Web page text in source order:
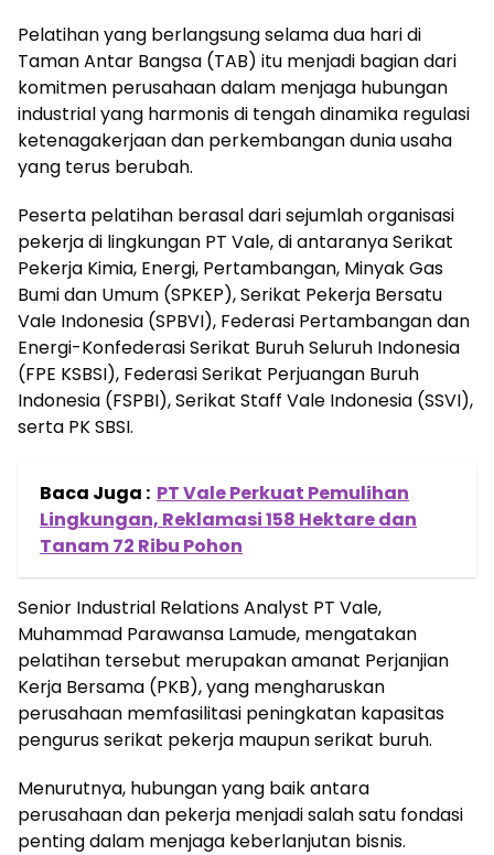
Pelatihan yang berlangsung selama dua hari di
Taman Antar Bangsa (TAB) itu menjadi bagian dari
komitmen perusahaan dalam menjaga hubungan
industrial yang harmonis di tengah dinamika regulasi
ketenagakerjaan dan perkembangan dunia usaha
yang terus berubah.
Peserta pelatihan berasal dari sejumlah organisasi
pekerja di lingkungan PT Vale, di antaranya Serikat
Pekerja Kimia, Energi, Pertambangan, Minyak Gas
Bumi dan Umum (SPKEP), Serikat Pekerja Bersatu
Vale Indonesia (SPBVI), Federasi Pertambangan dan
Energi-Konfederasi Serikat Buruh Seluruh Indonesia
(FPE KSBSI), Federasi Serikat Perjuangan Buruh
Indonesia (FSPBI), Serikat Staff Vale Indonesia (SSVI),
serta PK SBSI.
Baca Juga : PT Vale Perkuat Pemulihan
Lingkungan, Reklamasi 158 Hektare dan
Tanam 72 Ribu Pohon
Senior Industrial Relations Analyst PT Vale,
Muhammad Parawansa Lamude, mengatakan
pelatihan tersebut merupakan amanat Perjanjian
Kerja Bersama (PKB), yang mengharuskan
perusahaan memfasilitasi peningkatan kapasitas
pengurus serikat pekerja maupun serikat buruh.
Menurutnya, hubungan yang baik antara
perusahaan dan pekerja menjadi salah satu fondasi
penting dalam menjaga keberlanjutan bisnis.